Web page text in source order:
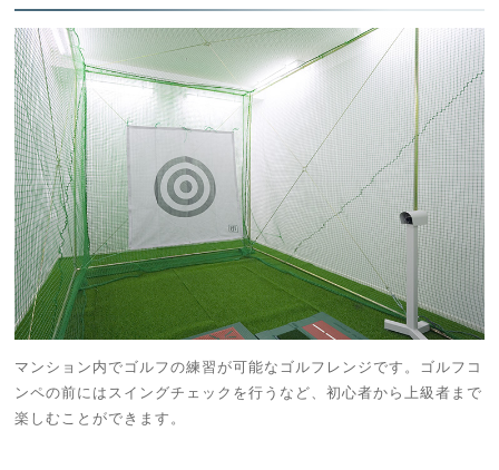
マンション内でゴルフの練習が可能なゴルフレンジです。ゴルフコ
ンペの前にはスイングチェックを行うなど、初心者から上級者まで
楽しむことができます。